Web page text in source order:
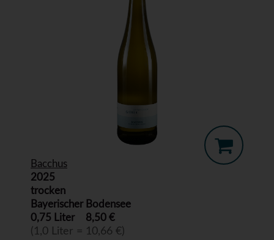
Bacchus
2025
trocken
Bayerischer Bodensee
0,75 Liter
8,50 €
(1,0 Liter = 10,66 €)